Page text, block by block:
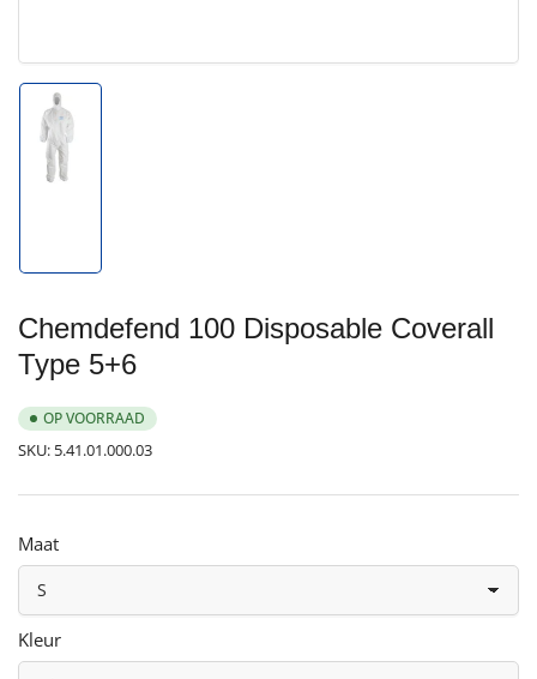
Afbeelding
laden
Chemdefend 100 Disposable Coverall
Type 5+6
OP VOORRAAD
SKU: 5.41.01.000.03
Maat
Kleur